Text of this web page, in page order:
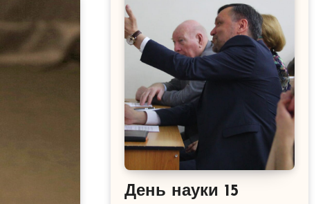
День науки 15